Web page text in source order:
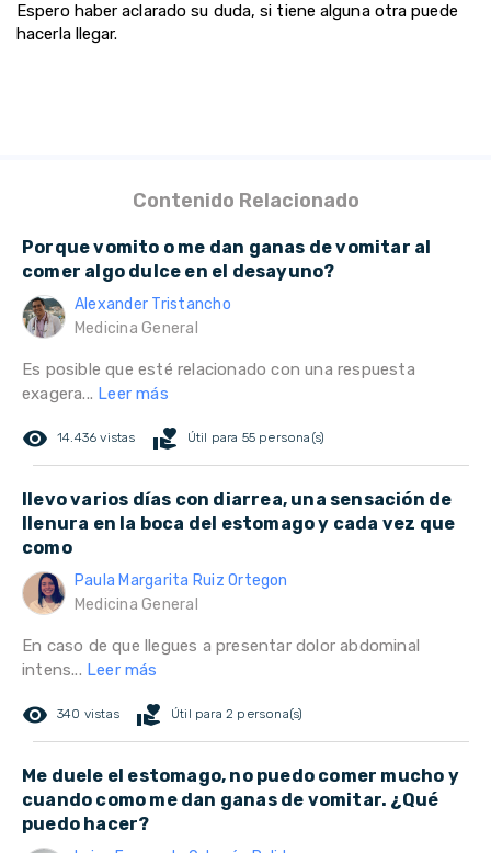
Espero haber aclarado su duda, si tiene alguna otra puede
hacerla llegar.
Contenido Relacionado
Porque vomito o me dan ganas de vomitar al
comer algo dulce en el desayuno?
Alexander Tristancho
Medicina General
Es posible que esté relacionado con una respuesta
exagera... Leer más
remove_red_eye 14.436 vistas volunteer_activism Útil para 55 persona(s)
llevo varios días con diarrea, una sensación de
llenura en la boca del estomago y cada vez que
como
Paula Margarita Ruiz Ortegon
Medicina General
En caso de que llegues a presentar dolor abdominal
intens... Leer más
remove_red_eye 340 vistas volunteer_activism Útil para 2 persona(s)
Me duele el estomago, no puedo comer mucho y
cuando como me dan ganas de vomitar. ¿Qué
puedo hacer?